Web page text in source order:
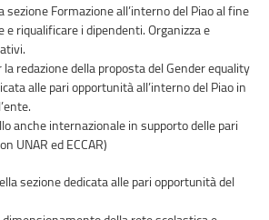
sezione Formazione all’interno del Piao al fine
e riqualificare i dipendenti. Organizza e
redazione della proposta del Gender equality
alle pari opportunità all’interno del Piao in
anche internazionale in supporto delle pari
UNAR ed ECCAR)
sezione dedicata alle pari opportunità del